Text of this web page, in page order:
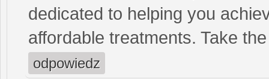
dedicated to helping you
affordable treatments. Take
odpowiedz